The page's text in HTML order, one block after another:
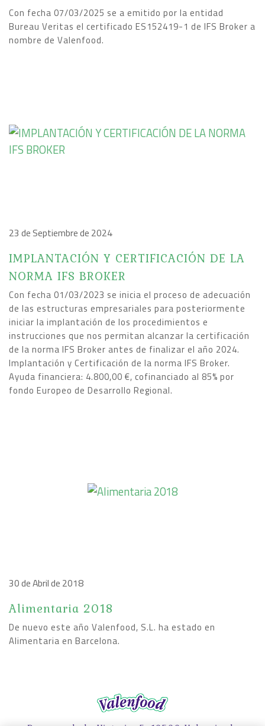
Con fecha 07/03/2025 se a emitido por la entidad
Bureau Veritas el certificado ES152419-1 de IFS Broker a
nombre de Valenfood.
23 de Septiembre de 2024
IMPLANTACIÓN Y CERTIFICACIÓN DE LA
NORMA IFS BROKER
Con fecha 01/03/2023 se inicia el proceso de adecuación
de las estructuras empresariales para posteriormente
iniciar la implantación de los procedimientos e
instrucciones que nos permitan alcanzar la certificación
de la norma IFS Broker antes de finalizar el año 2024.
Implantación y Certificación de la norma IFS Broker.
Ayuda financiera: 4.800,00 €, cofinanciado al 85% por
fondo Europeo de Desarrollo Regional.
30 de Abril de 2018
Alimentaria 2018
De nuevo este año Valenfood, S.L. ha estado en
Alimentaria en Barcelona.